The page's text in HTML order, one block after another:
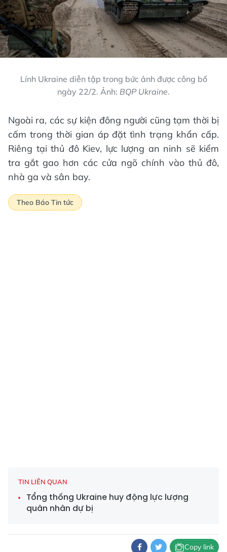
Lính Ukraine diễn tập trong bức ảnh được công bố
ngày 22/2. Ảnh: BQP Ukraine.
Ngoài ra, các sự kiện đông người cũng tạm thời bị
cấm trong thời gian áp đặt tình trạng khẩn cấp.
Riêng tại thủ đô Kiev, lực lượng an ninh sẽ kiểm
tra gắt gao hơn các cửa ngõ chính vào thủ đô,
nhà ga và sân bay.
Theo Báo Tin tức
TIN LIÊN QUAN
Tổng thống Ukraine huy động lực lượng
quân nhân dự bị
Copy link